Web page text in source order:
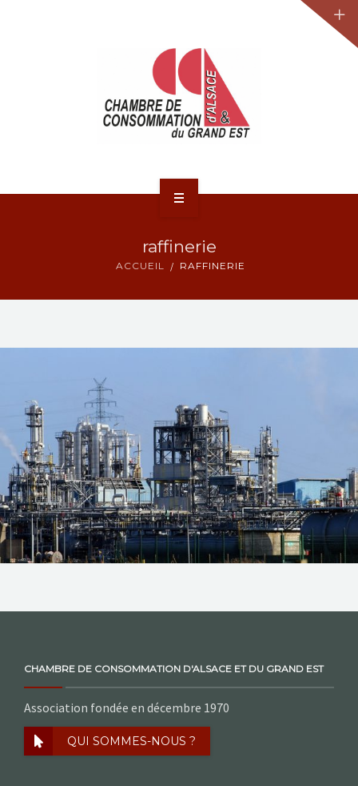
CONTACT
raffinerie
ACCUEIL RAFFINERIE
CHAMBRE DE CONSOMMATION D'ALSACE ET DU GRAND EST
Association fondée en décembre 1970
QUI SOMMES-NOUS ?